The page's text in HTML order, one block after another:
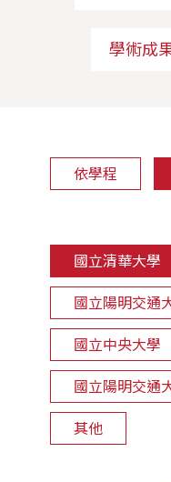
學術成
依學程
國立清華大學
國立陽明交通
國立中央大學
國立陽明交通
其他